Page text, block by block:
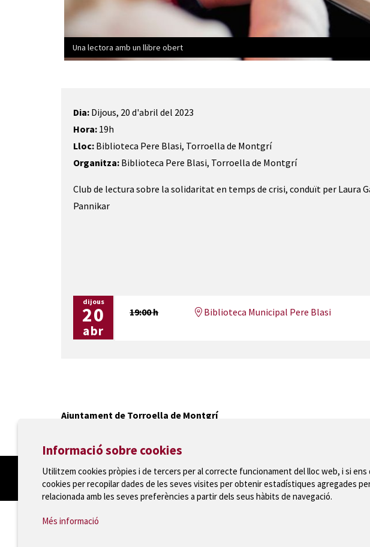
Una lectora amb un llibre obert
Dia: Dijous, 20 d'abril del 2023
Hora: 19h
Lloc: Biblioteca Pere Blasi, Torroella de Montgrí
Organitza: Biblioteca Pere Blasi, Torroella de Montgrí
Club de lectura sobre la solidaritat en temps de crisi, conduït per Laura
Pannikar
dijous
20
abr
19:00 h Biblioteca Municipal Pere Blasi
Ajuntament de Torroella de Montgrí
Informació sobre cookies
Utilitzem cookies pròpies i de tercers per al correcte funcionament del lloc web, i si
cookies per recopilar dades de les seves visites per obtenir estadístiques agregades
relacionada amb les seves preferències a partir dels seus hàbits de navegació.
Més informació